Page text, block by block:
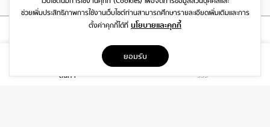
สินค้า รีวิว
1999/26 โครงการ DISTRICT SRIWARA ถ.ศรีวรา พลับพลา วังทองหลาง
กรุงเทพฯ 10310
ช่วยเพิ่มประสิทธิภาพการใช้งานเว็บไซต์ท่านสามารถศึกษารายละเอียดเพิ่มเติมและการ
ตั้งค่าคุกกี้ได้ที่ นโยบายและคุกกี้
ยอมรับ